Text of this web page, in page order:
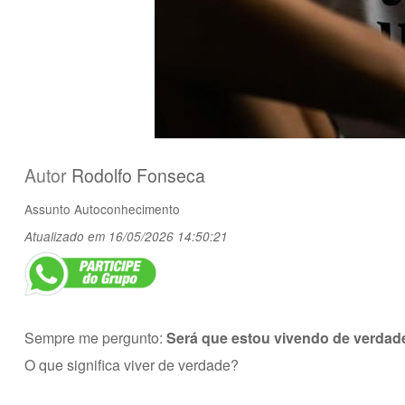
Autor Rodolfo Fonseca
Assunto Autoconhecimento
Atualizado em 16/05/2026 14:50:21
Sempre me pergunto: Será que estou vivendo de
O que significa viver de verdade?